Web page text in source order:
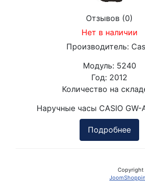
Отзывов (0)
Нет в наличии
Производитель:
Модуль: 5240
Год: 2012
Количество на
Наручные часы CASIO GW-
Подробнее
Copyright